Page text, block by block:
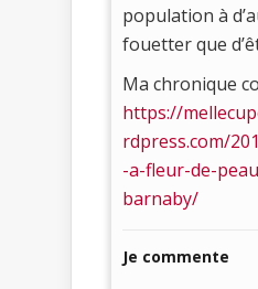
population à
fouetter que
Ma chronique
https://
rdpress.com/
-a-fleur-de-
barnaby/
Je commente